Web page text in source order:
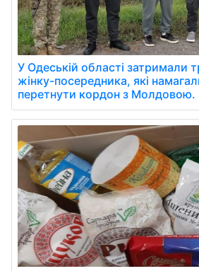
У Одеській області затримали
жінку-посередника, які
перетнути кордон з Молдовою.